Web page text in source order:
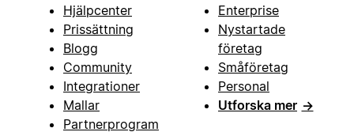
Hjälpcenter
Prissättning
Blogg
Community
Integrationer
Mallar
Partnerprogram
Enterprise
Nystartade
företag
Småföretag
Personal
Utforska mer →